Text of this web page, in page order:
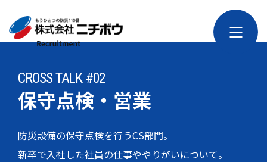
CROSS TALK #02
保守点検・営業
防災設備の保守点検を行うCS部門。
新卒で入社した社員の仕事ややりがいについて。